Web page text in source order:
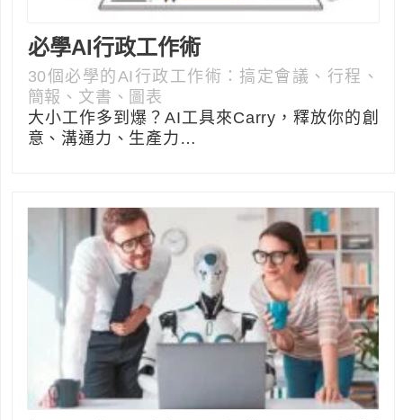
必學AI行政工作術
30個必學的AI行政工作術：搞定會議、行程、
簡報、文書、圖表
大小工作多到爆？AI工具來Carry，釋放你的創
意、溝通力、生產力…